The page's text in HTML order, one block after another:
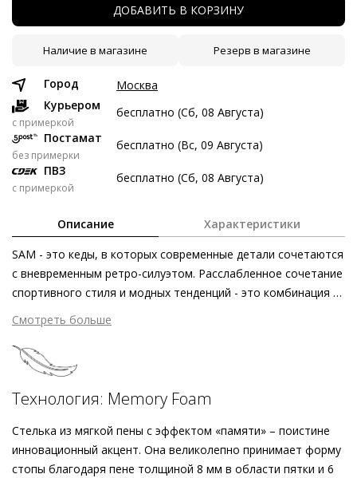
6 авг
20 авг
3 сен
17 сен
Долями
Разделите стоимость покупки
Заплатите сейчас только часть, а оставшееся будем
списывать каждые две недели
6 747 ₽ сейчас
Затем по 6 747 ₽ раз в 2 недели
Подробнее о сервисе можно узнать на
ДОБАВИТЬ В КОРЗИНУ
Наличие в магазине Резерв в магазине
Город
Москва
Курьером
c примеркой
бесплатно (Сб, 08 Августа)
Постамат
без примерки
бесплатно (Вс, 09 Августа)
ПВЗ
с примеркой
бесплатно (Сб, 08 Августа)
Описание Характеристики
SAM - это кеды, в которых современные детали сочетаются
с вневременным ретро-силуэтом. Расслабленное сочетание
спортивного стиля и модных тенденций - это комбинация из
темно-коричневой замши и элементов с металлическим
блеском. Высококачественная стелька мягко облегает
стопу, а нескользящая подошва гарантирует комфорт при
ходьбе. Особенность модели - съёмная стелька с
коричневые кеды производятся компанией Högl в Европе с
использованием устойчивых методов - это универсальная
вещь, которая дополнит повседневные образы и будет
долго радовать вас.
Смотреть больше
Технология: Memory Foam
Стелька из мягкой пены с эффектом «памяти» – поистине
инновационный акцент. Она великолепно принимает форму
стопы благодаря пене толщиной 8 мм в области пятки и 6